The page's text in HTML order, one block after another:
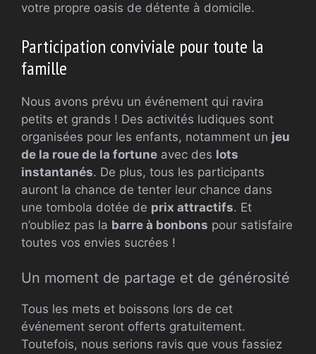
votre propre oasis de détente à domicile.
Participation conviviale pour toute la
famille
Nous avons prévu un événement qui ravira
petits et grands ! Des activités ludiques sont
organisées pour les enfants, notamment un jeu
de la roue de la fortune avec des lots
instantanés. De plus, tous les participants
auront la chance de tenter leur chance dans
une tombola dotée de prix attractifs. Et
n’oubliez pas la barre à bonbons pour satisfaire
toutes vos envies sucrées !
Un moment de partage et de générosité
Tous les mets et boissons lors de cet
événement seront offerts gratuitement.
Toutefois, nous serions ravis que vous fassiez